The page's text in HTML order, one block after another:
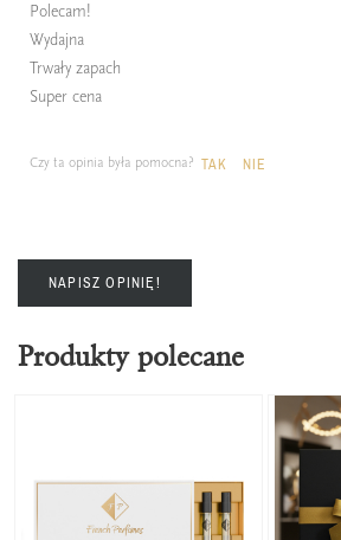
Polecam!
Wydajna
Trwały zapach
Super cena
Czy ta opinia była pomocna? TAK NIE
NAPISZ OPINIĘ!
Produkty polecane